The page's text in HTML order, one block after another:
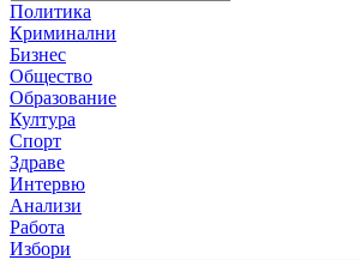
Политика
Криминални
Бизнес
Общество
Образование
Култура
Спорт
Здраве
Интервю
Анализи
Работа
Избори